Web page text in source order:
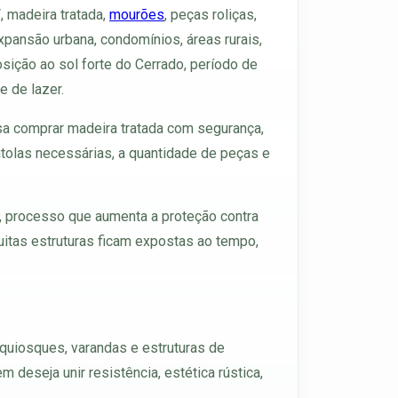
, madeira tratada, mourões, peças roliças,
urbana, condomínios, áreas rurais,
ao sol forte do Cerrado, período de
de lazer.
madeira tratada com segurança,
necessárias, a quantidade de peças e
, processo que aumenta a proteção contra
estruturas ficam expostas ao tempo,
varandas e estruturas de
deseja unir resistência, estética rústica,